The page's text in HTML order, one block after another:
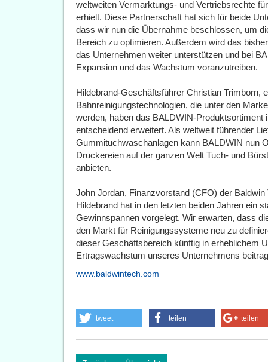
weltweiten Vermarktungs- und Vertriebsrechte
erhielt. Diese Partnerschaft hat sich für beide
dass wir nun die Übernahme beschlossen, um
Bereich zu optimieren. Außerdem wird das
das Unternehmen weiter unterstützen und bei
Expansion und das Wachstum voranzutreiben.
Hildebrand-Geschäftsführer Christian Trimborn,
Bahnreinigungstechnologien, die unter den
werden, haben das BALDWIN-
entscheidend erweitert. Als weltweit führender
Gummituchwaschanlagen kann BALDWIN nun
Druckereien auf der ganzen Welt Tuch- und
anbieten.
John Jordan, Finanzvorstand (CFO) der
Hildebrand hat in den letzten beiden Jahren ein
Gewinnspannen vorgelegt. Wir erwarten, dass
den Markt für Reinigungssysteme neu zu
dieser Geschäftsbereich künftig in erheblichem
Ertragswachstum unseres Unternehmens
www.baldwintech.com
tweet teilen teilen